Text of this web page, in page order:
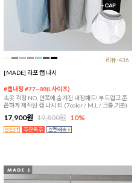
리뷰:436
[MADE] 라포 캡 나시
#캡내장 #77~88(L사이즈)
속옷 걱정 NO, 안쪽에 숨겨진 내장패드! 부드럽고 쫀
쫀하게 제작된 캡 나시 티 (7color / M,L / 크롭,기본)
17,900원 19,800원 10%